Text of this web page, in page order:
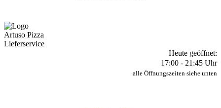
Artuso Pizza
Lieferservice
Heute geöffnet:
17:00 - 21:45 Uhr
alle Öffnungszeiten siehe unten